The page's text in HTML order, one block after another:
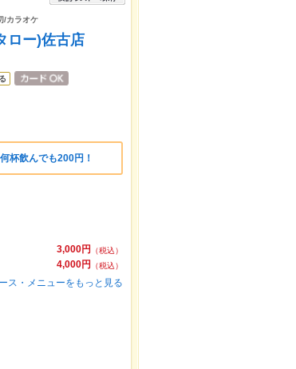
/カラオケ
ロー)佐古店
杯飲んでも200円！
3,000円
（税込）
4,000円
（税込）
ス・メニューをもっと見る